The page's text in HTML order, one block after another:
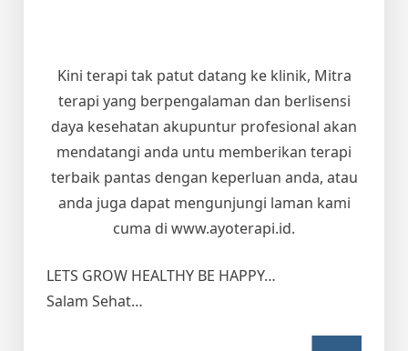
Kini terapi tak patut datang ke klinik, Mitra
terapi yang berpengalaman dan berlisensi
daya kesehatan akupuntur profesional akan
mendatangi anda untu memberikan terapi
terbaik pantas dengan keperluan anda, atau
anda juga dapat mengunjungi laman kami
cuma di www.ayoterapi.id.
LETS GROW HEALTHY BE HAPPY…
Salam Sehat…